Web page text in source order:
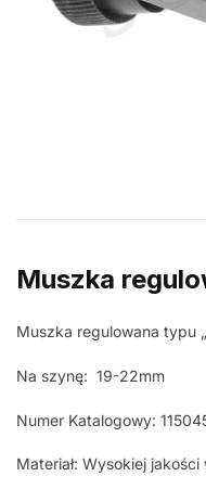
Muszka
Muszka regulowana typu
Na szynę: 19-22mm
Numer Katalogowy:
Materiał: Wysokiej